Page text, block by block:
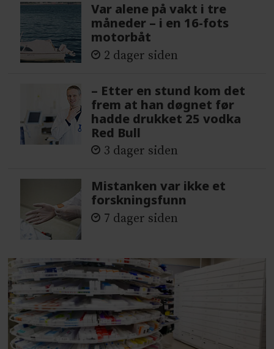
Var alene på vakt i tre
måneder – i en 16-fots
motorbåt
2 dager siden
– Etter en stund kom det
frem at han døgnet før
hadde drukket 25 vodka
Red Bull
3 dager siden
Mistanken var ikke et
forskningsfunn
7 dager siden